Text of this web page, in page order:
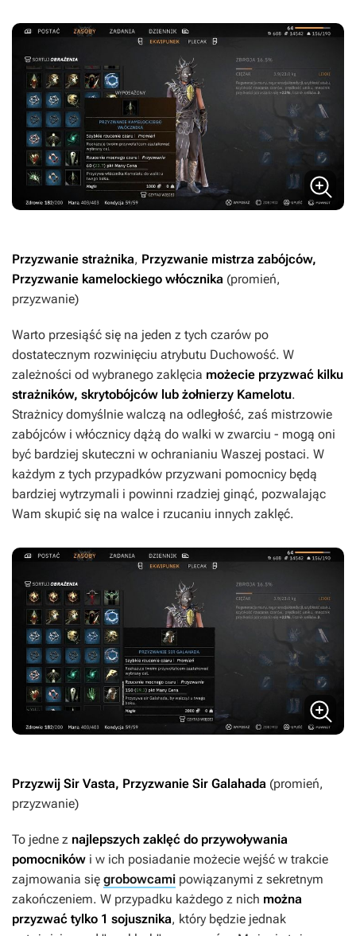
Przyzwanie strażnika, Przyzwanie mistrza zabójców,
Przyzwanie kamelockiego włócznika (promień,
przyzwanie)
Warto przesiąść się na jeden z tych czarów po
dostatecznym rozwinięciu atrybutu Duchowość. W
zależności od wybranego zaklęcia możecie przyzwać kilku
strażników, skrytobójców lub żołnierzy Kamelotu.
Strażnicy domyślnie walczą na odległość, zaś mistrzowie
zabójców i włócznicy dążą do walki w zwarciu - mogą oni
być bardziej skuteczni w ochranianiu Waszej postaci. W
każdym z tych przypadków przyzwani pomocnicy będą
bardziej wytrzymali i powinni rzadziej ginąć, pozwalając
Wam skupić się na walce i rzucaniu innych zaklęć.
Przyzwij Sir Vasta, Przyzwanie Sir Galahada (promień,
przyzwanie)
To jedne z najlepszych zaklęć do przywoływania
pomocników i w ich posiadanie możecie wejść w trakcie
zajmowania się grobowcami powiązanymi z sekretnym
zakończeniem. W przypadku każdego z nich można
przyzwać tylko 1 sojusznika, który będzie jednak